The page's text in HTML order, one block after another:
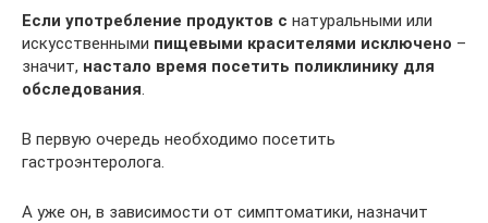
Если употребление продуктов с натуральными или
искусственными пищевыми красителями исключено –
значит, настало время посетить поликлинику для
обследования.
В первую очередь необходимо посетить
гастроэнтеролога.
А уже он, в зависимости от симптоматики, назначит